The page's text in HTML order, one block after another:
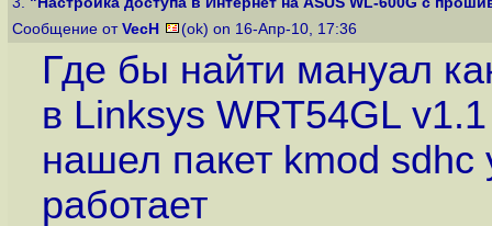
Сообщение от VecH (ok) on 16-Апр-10, 17:36
Где бы найти мануал
в Linksys WRT54GL
нашел пакет kmod sdhc
работает